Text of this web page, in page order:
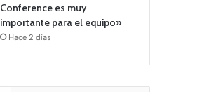
Conference es muy
importante para el equipo»
Hace 2 días